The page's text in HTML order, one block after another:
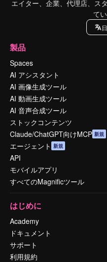
エイター、企業、代理店、ス
て
製品
Spaces
AI アシスタント
AI 画像生成ツール
AI 動画生成ツール
AI 音声合成ツール
ストックコンテンツ
Claude/ChatGPT向けMCP 新規
エージェント 新規
API
モバイルアプリ
すべてのMagnificツール
はじめに
Academy
ドキュメント
サポート
利用規約